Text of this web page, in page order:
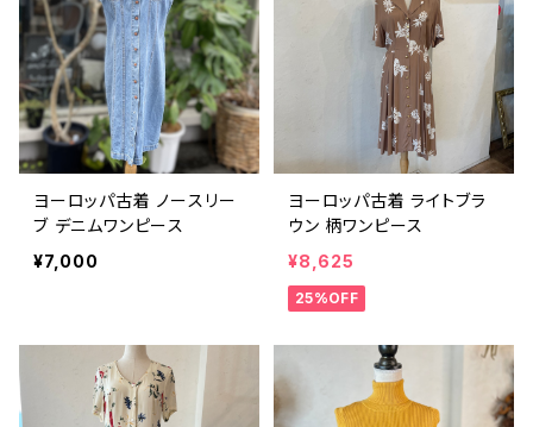
ヨーロッパ古着 ノースリー
ブ デニムワンピース
¥7,000
ヨーロッパ古着 ライトブラ
ウン 柄ワンピース
¥8,625
25%OFF